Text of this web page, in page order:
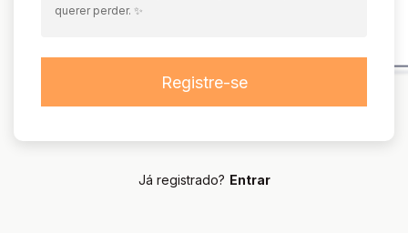
querer perder. ✨
Já registrado? Entrar